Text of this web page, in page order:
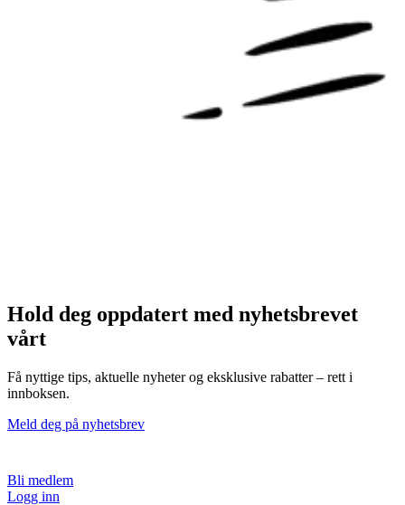
Hold deg oppdatert med nyhetsbrevet
vårt
Få nyttige tips, aktuelle nyheter og eksklusive rabatter – rett i
innboksen.
Meld deg på nyhetsbrev
Bli medlem
Logg inn